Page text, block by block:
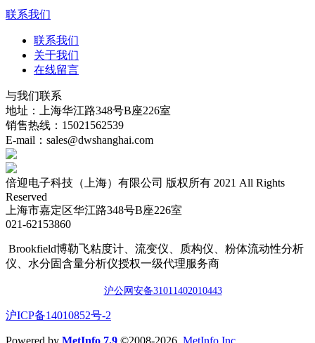
联系我们
联系我们
关于我们
在线留言
与我们联系
地址：上海华江路348号B座226室
销售热线：15021562539
E-mail：sales@dwshanghai.com
倍迎电子科技（上海）有限公司 版权所有 2021 All Rights
Reserved
上海市嘉定区华江路348号B座226室
021-62153860
Brookfield博勒飞粘度计、流变仪、质构仪、粉体流动性分析
仪、水分固含量分析仪授权一级代理服务商
沪公网安备31011402010443
​沪ICP备14010852号-2